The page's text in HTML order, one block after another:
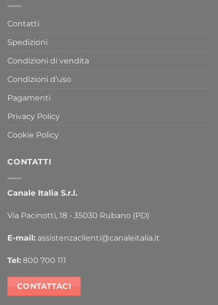
Contatti
Spedizioni
Condizioni di vendita
Condizioni d’uso
Pagamenti
Privacy Policy
Cookie Policy
CONTATTI
Canale Italia S.r.l.
Via Pacinotti, 18 - 35030 Rubano (PD)
E-mail: assistenzaclienti@canaleitalia.it
Tel: 800 700 111
CONTATTACI